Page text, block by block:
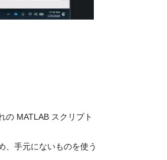
の MATLAB スクリプト
、手元にないものを使う